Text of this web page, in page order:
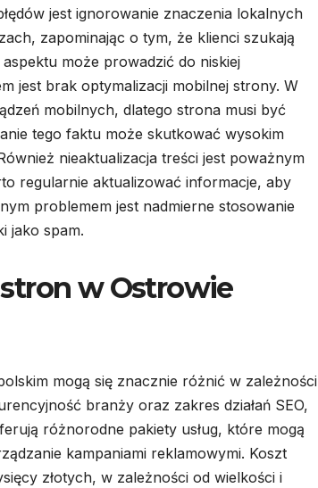
jest ignorowanie znaczenia lokalnych
zapominając o tym, że klienci szukają
może prowadzić do niskiej
jest brak optymalizacji mobilnej strony. W
mobilnych, dlatego strona musi być
tego faktu może skutkować wysokim
nieaktualizacja treści jest poważnym
regularnie aktualizować informacje, aby
problemem jest nadmierne stosowanie
jako spam.
w Ostrowie
mogą się znacznie różnić w zależności
branży oraz zakres działań SEO,
różnorodne pakiety usług, które mogą
kampaniami reklamowymi. Koszt
złotych, w zależności od wielkości i